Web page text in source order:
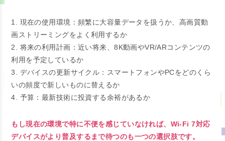
1. 現在の使用環境：頻繁に大容量データを扱うか、高画質動
画ストリーミングをよく利用するか
2. 将来の利用計画：近い将来、8K動画やVR/ARコンテンツの
利用を予定しているか
3. デバイスの更新サイクル：スマートフォンやPCをどのくら
いの頻度で新しいものに替えるか
4. 予算：最新技術に投資する余裕があるか
もし現在の環境で特に不便を感じていなければ、Wi-Fi 7対応
デバイスがより普及するまで待つのも一つの選択肢です。